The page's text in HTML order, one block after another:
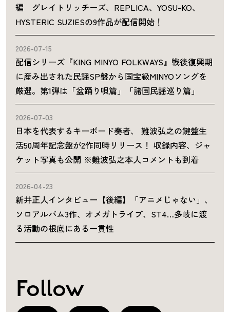
編 グレイトリッチーズ、REPLICA、YOSU-KO、
HYSTERIC SUZIESの9作品が配信開始！
2026-07-15
配信シリーズ『KING MINYO FOLKWAYS』戦後復興期
に産み出された民謡SP盤から国宝級MINYOソングを
厳選。第1弾は「盆踊り唄篇」「諸国民謡巡り篇」
2026-07-03
日本を代表するキーボード奏者、 難波弘之の鍵盤生
活50周年記念盤が2作同時リリース！ 収録内容、ジャ
ケット写真も公開 ※難波弘之本人コメントも到着
2026-04-23
新井正人インタビュー【後編】「アニメじゃない」、
ソロアルバム3作、オメガトライブ、ST4…多岐に渡
る活動の根底にある一貫性
Follow